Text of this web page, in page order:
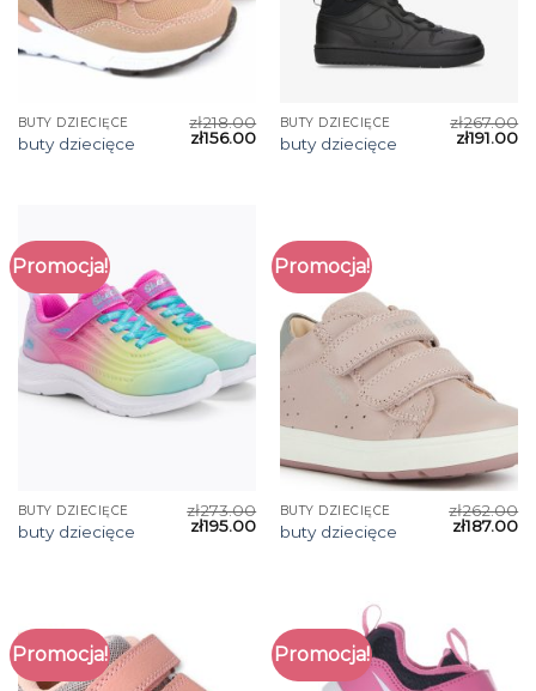
BUTY DZIECIĘCE
buty dziecięce
zł218.00
zł156.00
BUTY DZIECIĘCE
buty dziecięce
zł267.00
zł191.00
Promocja!
BUTY DZIECIĘCE
buty dziecięce
zł273.00
zł195.00
Promocja!
BUTY DZIECIĘCE
buty dziecięce
zł262.00
zł187.00
Promocja! Promocja!